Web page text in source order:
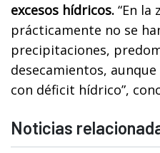
excesos hídricos. “En la
prácticamente no se
precipitaciones,
desecamientos,
con déficit hídrico”,
Noticias